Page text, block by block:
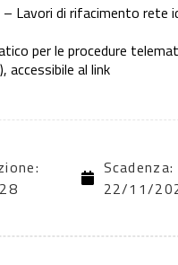
Lavori di rifacimento rete
per le procedure
accessibile al link
Scadenza:
22/11/